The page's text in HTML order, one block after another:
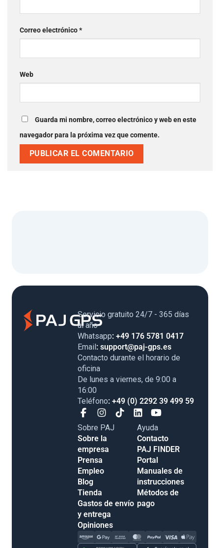
Correo electrónico*
Web
Guarda mi nombre, correo electrónico y web en este
navegador para la próxima vez que comente.
Servicio gratuito 24/7 - 365 días
al año
Whatsapp: +49 176 5781 0417
Email: support@paj-gps.es
Contacto durante el horario de
oficina
De lunes a viernes, de 9:00 a
16:00
Teléfono: +49 (0) 2292 39 499 59
Sobre PAJ
Sobre la
empresa
Prensa
Empleo
Blog
Tienda
Gastos de envío
y entrega
Opiniones
Ayuda
Contacto
PAJ FINDER
Portal
Manuales de
instrucciones
Métodos de
pago